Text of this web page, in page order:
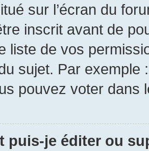
sur l’écran du
inscrit avant de
liste de vos
sujet. Par exemple
pouvez voter dans
puis-je éditer ou